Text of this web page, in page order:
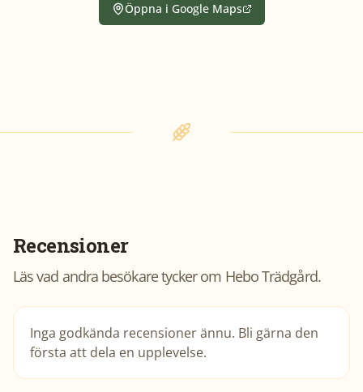
Öppna i Google Maps
Recensioner
Läs vad andra besökare tycker om Hebo Trädgård.
Inga godkända recensioner ännu. Bli gärna den
första att dela en upplevelse.